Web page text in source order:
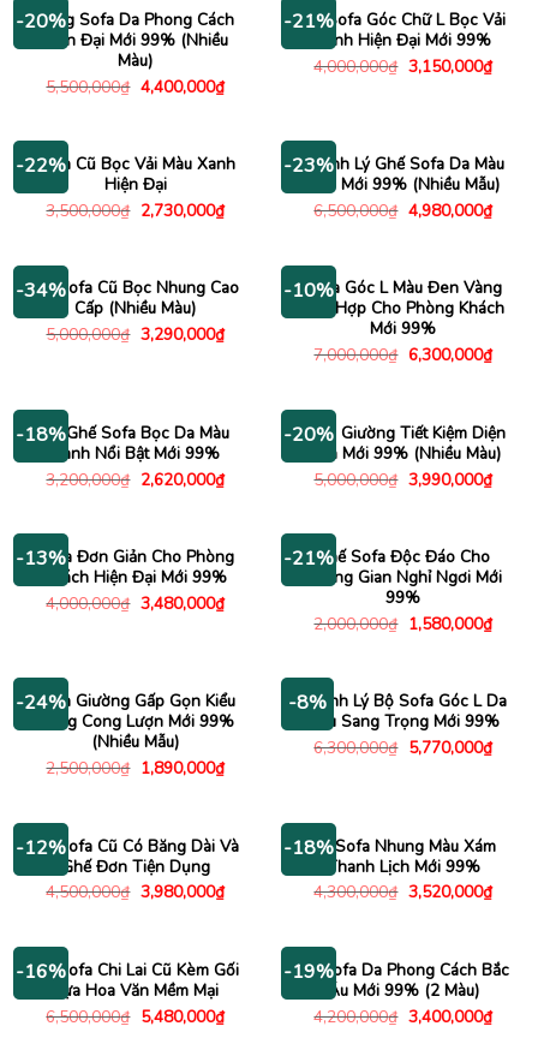
-20%
Băng Sofa Da Phong Cách
Hiện Đại Mới 99% (Nhiều
Màu)
5,500,000₫ Giá
gốc
4,400,000₫Giá
hiện
4,400,000₫.
-21%
Bộ Sofa Góc Chữ L Bọc Vải
Xanh Hiện Đại Mới 99%
4,000,000₫ Giá
gốc
3,150,000₫Giá
hiện
-22%
Sofa Cũ Bọc Vải Màu Xanh
Hiện Đại
3,500,000₫ Giá
gốc
2,730,000₫Giá
hiện
2,730,000₫.
-23%
Thanh Lý Ghế Sofa Da Màu
Đẹp Mới 99% (Nhiều Mẫu)
6,500,000₫ Giá
gốc
4,980,000₫Giá
hiện
-34%
Bộ Sofa Cũ Bọc Nhung Cao
Cấp (Nhiều Màu)
5,000,000₫ Giá
gốc
3,290,000₫Giá
hiện
-10%
Sofa Góc L Màu Đen Vàng
Phù Hợp Cho Phòng Khách
Mới 99%
7,000,000₫ Giá
gốc
6,300,000₫Giá
hiện
-18%Bộ Ghế Sofa Bọc Da Màu
Xanh Nổi Bật Mới 99%
3,200,000₫ Giá
gốc
2,620,000₫Giá
hiện
2,620,000₫.
-20%
Sofa Giường Tiết Kiệm Diện
Tích Mới 99% (Nhiều Màu)
5,000,000₫ Giá
gốc
3,990,000₫Giá
hiện
-13%
Sofa Đơn Giản Cho Phòng
Khách Hiện Đại Mới 99%
4,000,000₫ Giá
gốc
3,480,000₫Giá
hiện
-21%Ghế Sofa Độc Đáo Cho
Không Gian Nghỉ Ngơi Mới
99%
2,000,000₫ Giá
gốc
1,580,000₫Giá
hiện
-24%
Sofa Giường Gấp Gọn Kiểu
Dáng Cong Lượn Mới 99%
(Nhiều Mẫu)
2,500,000₫ Giá
gốc
1,890,000₫Giá
hiện
1,890,000₫.
-8%
Thanh Lý Bộ Sofa Góc L Da
Nâu Sang Trọng Mới 99%
6,300,000₫ Giá
gốc
5,770,000₫Giá
hiện
-12%
Bộ Sofa Cũ Có Băng Dài Và
Ghế Đơn Tiện Dụng
4,500,000₫ Giá
gốc
3,980,000₫Giá
hiện
3,980,000₫.
-18%Bộ Sofa Nhung Màu Xám
Thanh Lịch Mới 99%
4,300,000₫ Giá
gốc
3,520,000₫Giá
hiện
-16%
Bộ Sofa Chi Lai Cũ Kèm Gối
Tựa Hoa Văn Mềm Mại
6,500,000₫ Giá
gốc
5,480,000₫Giá
hiện
-19%
Bộ Sofa Da Phong Cách Bắc
Âu Mới 99% (2 Màu)
4,200,000₫ Giá
gốc
3,400,000₫Giá
hiện